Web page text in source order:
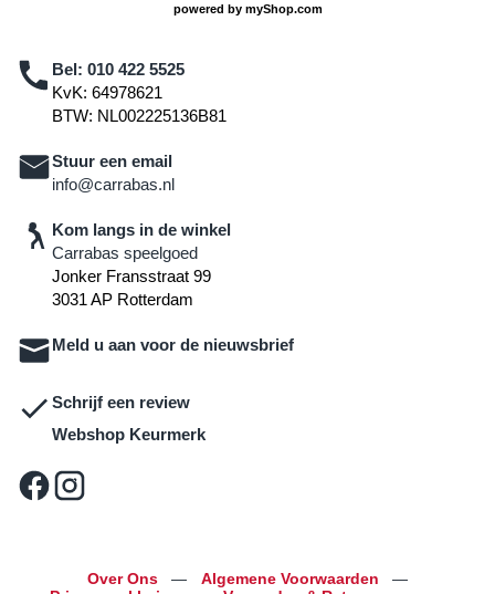
powered by myShop.com
Bel: 010 422 5525
KvK: 64978621
BTW: NL002225136B81
Stuur een email
info@carrabas.nl
Kom langs in de winkel
Carrabas speelgoed
Jonker Fransstraat 99
3031 AP Rotterdam
Meld u aan voor de nieuwsbrief
Schrijf een review
Webshop Keurmerk
Over Ons — Algemene Voorwaarden
—